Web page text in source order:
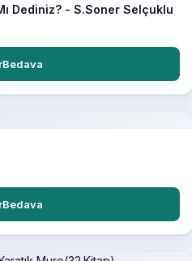
Dediniz? - S.Soner Selçuklu